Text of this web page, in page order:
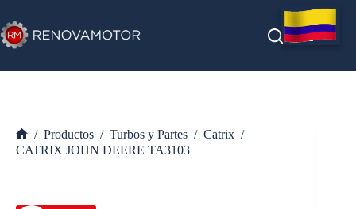
al
contenido
Inicio
/ Productos / Turbos y Partes / Catrix /
CATRIX JOHN DEERE TA3103